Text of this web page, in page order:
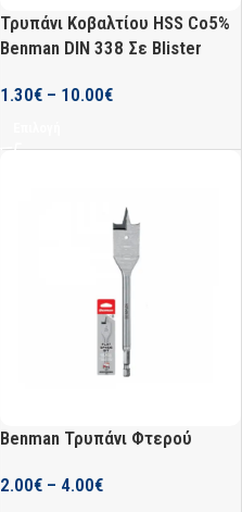
Τρυπάνι Κοβαλτίου HSS Co5%
Benman DIN 338 Σε Blister
1.30€ – 10.00€
Benman Τρυπάνι Φτερού
2.00€ – 4.00€